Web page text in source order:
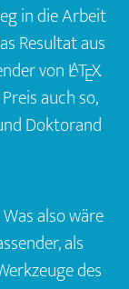
in die Arbeit
Resultat aus
vonL
ATEX.
auch so,
Doktorand
also wäre
als
des